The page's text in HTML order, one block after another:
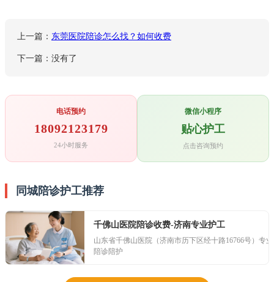
上一篇： 东莞医院陪诊怎么找？如何收费
下一篇：没有了
电话预约
18092123179
24小时服务
微信小程序
贴心护工
点击咨询预约
同城陪诊护工推荐
千佛山医院陪诊收费-济南专业护工
山东省千佛山医院（济南市历下区经十路16766号）专业
陪诊陪护